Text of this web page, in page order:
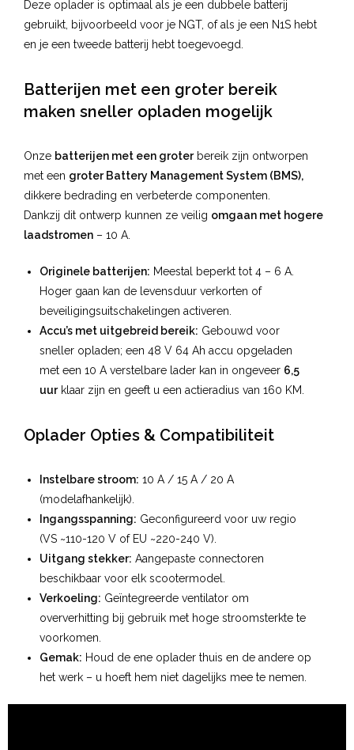
Deze oplader is optimaal als je een dubbele batterij
gebruikt, bijvoorbeeld voor je NGT, of als je een N1S hebt
en je een tweede batterij hebt toegevoegd.
Batterijen met een groter bereik
maken sneller opladen mogelijk
Onze batterijen met een groterbereik zijn ontworpen
met een groter Battery Management System (BMS),
dikkere bedrading en verbeterde componenten.
Dankzij dit ontwerp kunnen ze veilig omgaan met hogere
laadstromen – 10 A.
Originele batterijen: Meestal beperkt tot 4 – 6 A.
Hoger gaan kan de levensduur verkorten of
beveiligingsuitschakelingen activeren.
Accu’s met uitgebreid bereik: Gebouwd voor
sneller opladen; een 48 V 64 Ah accu opgeladen
met een 10 A verstelbare lader kan in ongeveer 6,5
uurklaar zijn en geeft u een actieradius van 160 KM.
Oplader Opties & Compatibiliteit
Instelbare stroom: 10 A / 15 A / 20 A
(modelafhankelijk).
Ingangsspanning: Geconfigureerd voor uw regio
(VS ~110-120 V of EU ~220-240 V).
Uitgang stekker: Aangepaste connectoren
beschikbaar voor elk scootermodel.
Verkoeling: Geïntegreerde ventilator om
oververhitting bij gebruik met hoge stroomsterkte te
voorkomen.
Gemak: Houd de ene oplader thuis en de andere op
het werk – u hoeft hem niet dagelijks mee te nemen.